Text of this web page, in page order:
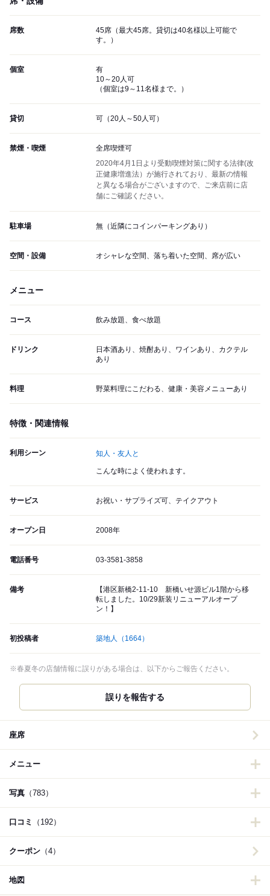
席数
45席（最大45席。貸切は40名様以上可能で
す。）
個室
有
10～20人可
（個室は9～11名様まで。）
貸切 可（20人～50人可）
禁煙・喫煙
全席喫煙可
2020年4月1日より受動喫煙対策に関する法律(改
正健康増進法）が施行されており、最新の情報
と異なる場合がございますので、ご来店前に店
舗にご確認ください。
駐車場 無（近隣にコインパーキングあり）
空間・設備 オシャレな空間、落ち着いた空間、席が広い
メニュー
コース 飲み放題、食べ放題
ドリンク
日本酒あり、焼酎あり、ワインあり、カクテル
あり
料理 野菜料理にこだわる、健康・美容メニューあり
特徴・関連情報
利用シーン 知人・友人と
こんな時によく使われます。
サービス お祝い・サプライズ可、テイクアウト
オープン日 2008年
電話番号 03-3581-3858
備考
【港区新橋2-11-10 新橋いせ源ビル1階から移
転しました。10/29新装リニューアルオープ
ン！】
初投稿者 築地人 （1664）
※春夏冬の店舗情報に誤りがある場合は、以下からご報告ください。
誤りを報告する
座席
メニュー
写真 （783）
口コミ （192）
クーポン （4）
地図